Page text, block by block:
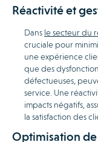
Réactivité et
Dans le secteur du
cruciale pour
une expérience
que des
défectueuses,
service. Une
impacts négatifs,
la satisfaction des
Optimisation